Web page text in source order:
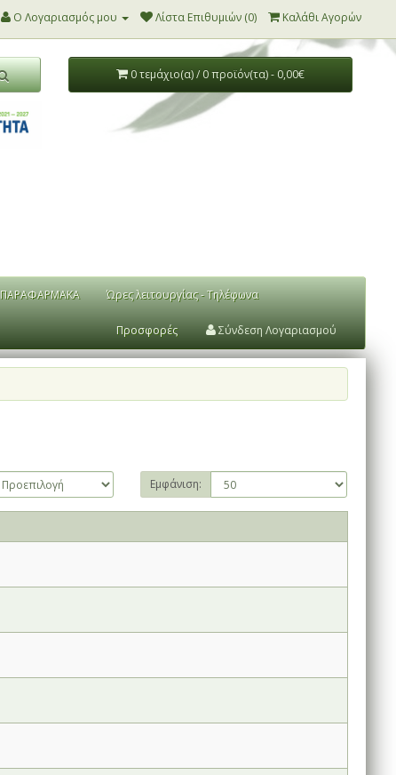
Ο Λογαριασμός μου Λίστα Επιθυμιών (0) Καλάθι Αγορών
0 τεμάχιο(α) / 0 προϊόν(τα) - 0,00€
ΠΑΡΑΦΑΡΜΑΚΑ Ώρες λειτουργίας - Τηλέφωνα
Προσφορές Σύνδεση Λογαριασμού
Εμφάνιση: